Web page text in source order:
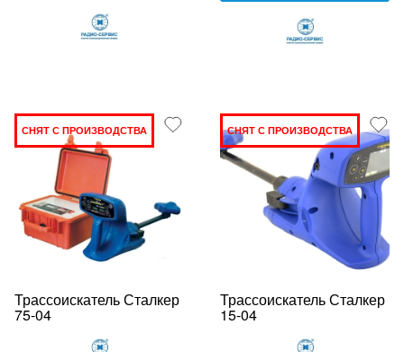
СНЯТ С ПРОИЗВОДСТВА
Трассоискатель Сталкер
75-04
СНЯТ С ПРОИЗВОДСТВА
Трассоискатель Сталкер
15-04